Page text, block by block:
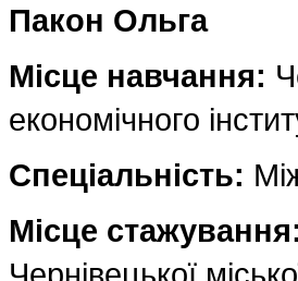
Пакон Ольга
Місце навчання:
економічного
Спеціальність:
Місце стажування:
Чернівецької